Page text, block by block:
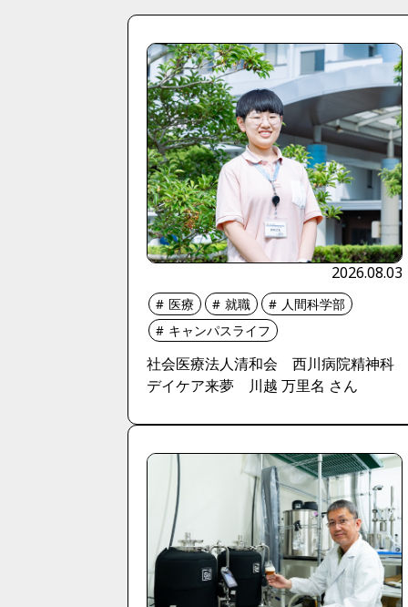
2026.08.03
医療 就職
人間科学部
キャンパスライフ
社会医療法人清和会 西川病院精神科
デイケア来夢 川越 万里名 さん